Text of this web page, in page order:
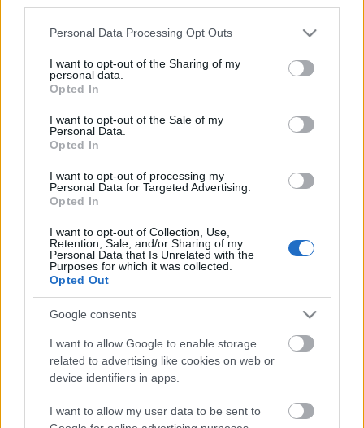
Please note that this website/app uses one or more Google
not limited to your visit or usage behaviour. You may click to
grant or deny consent to Google and its third-party tags to
use your data for below specified purposes in below Google
consent section.
Personal Data Processing Opt Outs
I want to opt-out of the Sharing of my
personal data.
Opted In
I want to opt-out of the Sale of my
Personal Data.
Opted In
I want to opt-out of processing my
Personal Data for Targeted Advertising.
Opted In
I want to opt-out of Collection, Use,
Retention, Sale, and/or Sharing of my
Personal Data that Is Unrelated with the
Purposes for which it was collected.
Opted Out
Google consents
I want to allow Google to enable storage
related to advertising like cookies on web or
device identifiers in apps.
I want to allow my user data to be sent to
648. Elvesztette jellegét
2017. április 12.
És akkor most addig is, amíg megtudjuk, hogy végül
is eredeti jellegét többszörösen elvesztve mi a jó
franc működik – és legfőképp, hogy miből és hogyan
– a Kazinczy és a Dob utca sarkán*, nézzünk most
valami mást, csak úgy, tágabb értelemben. *** A
francia elnökválasztás (május 7-én, illetve…